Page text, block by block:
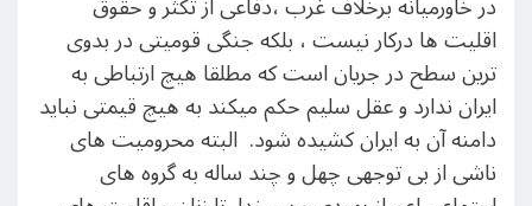
اقلیت ها درکار نیست ، بلکه جنگی قومیتی در بدوی
ترین سطح در جریان است که مطلقا هیچ ارتباطی به
ایران ندارد و عقل سلیم حکم میکند به هیچ قیمتی نباید
دامنه آن به ایران کشیده شود. البته محرومیت های
ناشی از بی توجهی چهل و چند ساله به گروه های